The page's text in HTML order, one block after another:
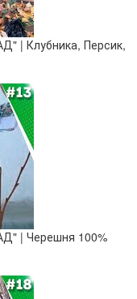
| Клубника, Персик,
| Черешня 100%